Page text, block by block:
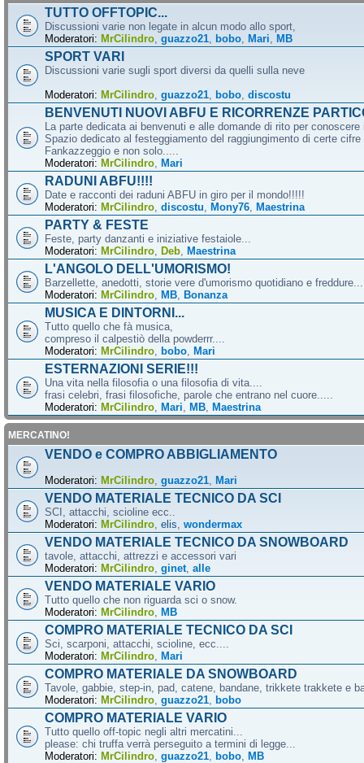
TUTTO OFFTOPIC...
Discussioni varie non legate in alcun modo allo sport,
Moderatori: MrCilindro guazzo21 bobo Mari MB
SPORT VARI
Discussioni varie sugli sport diversi da quelli sulla neve
Moderatori: MrCilindro guazzo21 bobo discostu
BENVENUTI NUOVI ABFU E RICORRENZE
La parte dedicata ai benvenuti e alle domande di rito per
Spazio dedicato al festeggiamento del raggiungimento di certe cifre
Fankazzeggio e non solo.....
Moderatori: MrCilindro Mari
RADUNI ABFU!!!!
Date e racconti dei raduni ABFU in giro per il mondo!!!!!
Moderatori: MrCilindro discostu Mony76 Maestrina
PARTY & FESTE
Feste, party danzanti e iniziative festaiole...
Moderatori: MrCilindro Deb Maestrina
L'ANGOLO DELL'UMORISMO!
Barzellette, anedotti, storie vere d'umorismo quotidiano e
Moderatori: MrCilindro MB Bonanza
MUSICA E DINTORNI...
Tutto quello che fà musica,
compreso il calpestiò della powderrr....
Moderatori: MrCilindro bobo Mari
ESTERNAZIONI SERIE!!!
Una vita nella filosofia o una filosofia di vita....
frasi celebri, frasi filosofiche, parole che entrano nel cuore.....
Moderatori: MrCilindro Mari MB Maestrina
MERCATINO!
VENDO e COMPRO ABBIGLIAMENTO
Moderatori: MrCilindro guazzo21 Mari
VENDO MATERIALE TECNICO DA SCI
SCI, attacchi, scioline ecc..
Moderatori: MrCilindro elis wondermax
VENDO MATERIALE TECNICO DA SNOWBOARD
tavole, attacchi, attrezzi e accessori vari
Moderatori: MrCilindro ginet alle
VENDO MATERIALE VARIO
Tutto quello che non riguarda sci o snow.
Moderatori: MrCilindro MB
COMPRO MATERIALE TECNICO DA SCI
Sci, scarponi, attacchi, scioline, ecc....
Moderatori: MrCilindro Mari
COMPRO MATERIALE DA SNOWBOARD
Tavole, gabbie, step-in, pad, catene, bandane, trikkete trakkete e
Moderatori: MrCilindro guazzo21 bobo
COMPRO MATERIALE VARIO
Tutto quello off-topic negli altri mercatini...
please: chi truffa verrà perseguito a termini di legge...
Moderatori: MrCilindro guazzo21 bobo MB